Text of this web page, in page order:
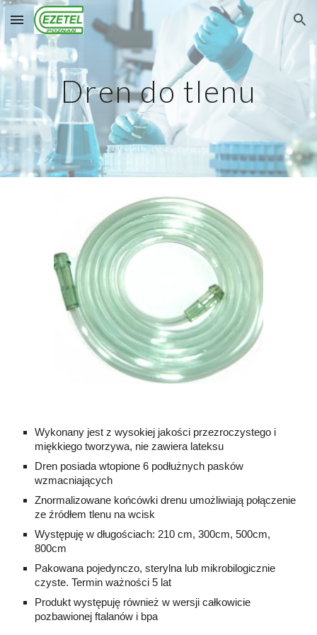
Skip to main content Skip to navigation
Dren do tlenu
Wykonany jest z wysokiej jakości przezroczystego i
miękkiego tworzywa, nie zawiera lateksu
Dren posiada wtopione 6 podłużnych pasków
wzmacniających
Znormalizowane końcówki drenu umożliwiają połączenie
ze źródłem tlenu na wcisk
Występuję w długościach: 210 cm, 300cm, 500cm,
800cm
Pakowana pojedynczo, sterylna lub mikrobilogicznie
czyste. Termin ważności 5 lat
Produkt występuję również w wersji całkowicie
pozbawionej ftalanów i bpa